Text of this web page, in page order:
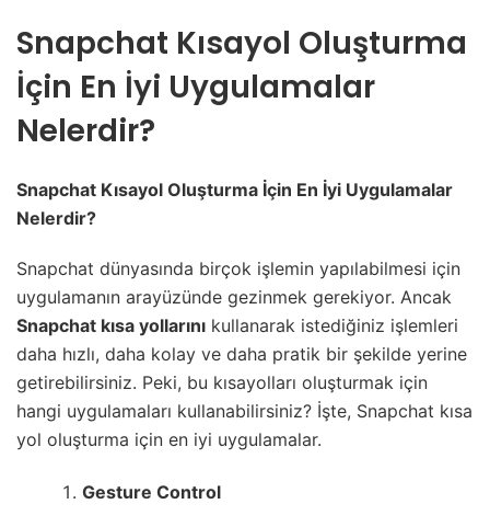
Snapchat Kısayol Oluşturma
İçin En İyi Uygulamalar
Nelerdir?
Snapchat Kısayol Oluşturma İçin En İyi Uygulamalar
Nelerdir?
Snapchat dünyasında birçok işlemin yapılabilmesi için
uygulamanın arayüzünde gezinmek gerekiyor. Ancak
Snapchat kısa yollarını kullanarak istediğiniz işlemleri
daha hızlı, daha kolay ve daha pratik bir şekilde yerine
getirebilirsiniz. Peki, bu kısayolları oluşturmak için
hangi uygulamaları kullanabilirsiniz? İşte, Snapchat kısa
yol oluşturma için en iyi uygulamalar.
Gesture Control